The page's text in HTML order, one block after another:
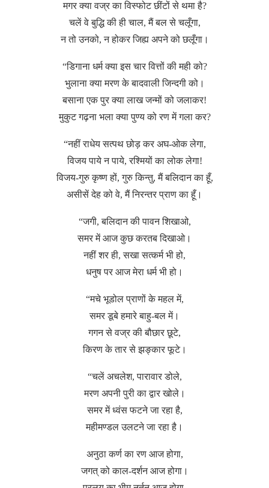
मगर क्या वज्र का विस्फोट छींटों से थमा है?
चलें वे बुद्धि की ही चाल, मैं बल से चलूँगा,
न तो उनको, न होकर जिह्य अपने को छलूँगा।
“डिगाना धर्म क्या इस चार वित्तों की मही को?
भुलाना क्या मरण के बादवाली जिन्दगी को।
बसाना एक पुर क्या लाख जन्मों को जलाकर!
मुकुट गढ़ना भला क्या पुण्य को रण में गला कर?
“नहीं राधेय सत्पथ छोड़ कर अघ-ओक लेगा,
विजय पाये न पाये, रश्मियों का लोक लेगा!
विजय-गुरु कृष्ण हों, गुरु किन्तु, मैं बलिदान का हूँ,
असीसें देह को वे, मैं निरन्तर प्राण का हूँ।
“जगी, बलिदान की पावन शिखाओ,
समर में आज कुछ करतब दिखाओ।
नहीं शर ही, सखा सत्कर्म भी हो,
धनुष पर आज मेरा धर्म भी हो।
“मचे भूडोल प्राणों के महल में,
समर डूबे हमारे बाहु-बल में।
गगन से वज्र की बौछार छूटे,
किरण के तार से झङ्कार फूटे।
“चलें अचलेश, पारावार डोले,
मरण अपनी पुरी का द्वार खोले।
समर में ध्वंस फटने जा रहा है,
महीमण्डल उलटने जा रहा है।
अनुठा कर्ण का रण आज होगा,
जगत् को काल-दर्शन आज होगा।